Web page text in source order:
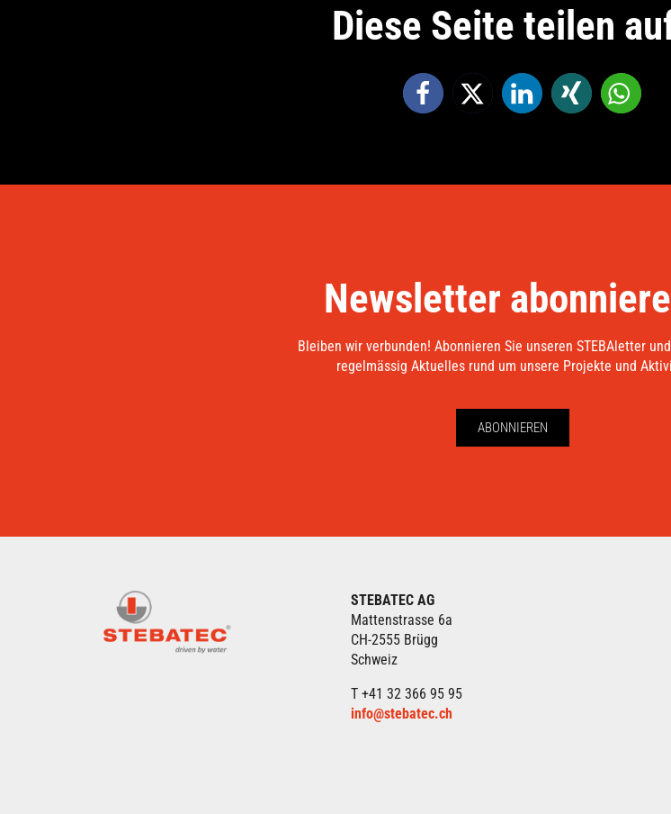
Diese Seite teilen
Newsletter
Bleiben wir verbunden! Abonnieren Sie unseren STEBAletter
regelmässig Aktuelles rund um unsere Projekte und
ABONNIEREN
STEBATEC AG
Mattenstrasse 6a
CH-2555 Brügg
Schweiz
T +41 32 366 95 95
info@stebatec.ch